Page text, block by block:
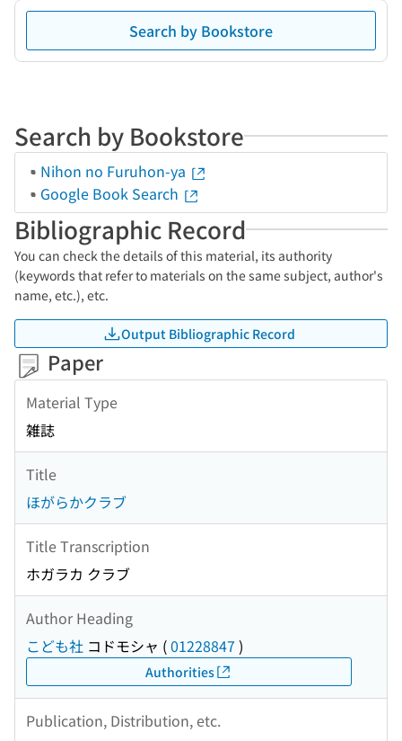
Search by Bookstore
Search by Bookstore
Nihon no Furuhon-ya
Google Book Search
Bibliographic Record
You can check the details of this material, its authority
(keywords that refer to materials on the same subject, author's
name, etc.), etc.
Output Bibliographic Record
Paper
Material Type
雑誌
Title
ほがらかクラブ
Title Transcription
ホガラカ クラブ
Author Heading
こども社 コドモシャ (01228847 )
Authorities
Publication, Distribution, etc.